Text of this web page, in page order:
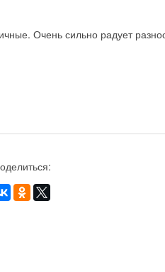
Очень сильно радует